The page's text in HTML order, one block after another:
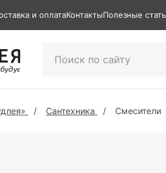
и оплатаКонтактыПолезные
Сантехника Смесители